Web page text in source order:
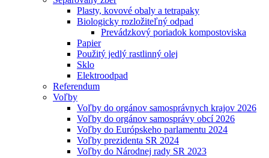
Plasty, kovové obaly a tetrapaky
Biologicky rozložiteľný odpad
Prevádzkový poriadok kompostoviska
Papier
Použitý jedlý rastlinný olej
Sklo
Elektroodpad
Referendum
Voľby
Voľby do orgánov samosprávnych krajov 2026
Voľby do orgánov samosprávy obcí 2026
Voľby do Európskeho parlamentu 2024
Voľby prezidenta SR 2024
Voľby do Národnej rady SR 2023